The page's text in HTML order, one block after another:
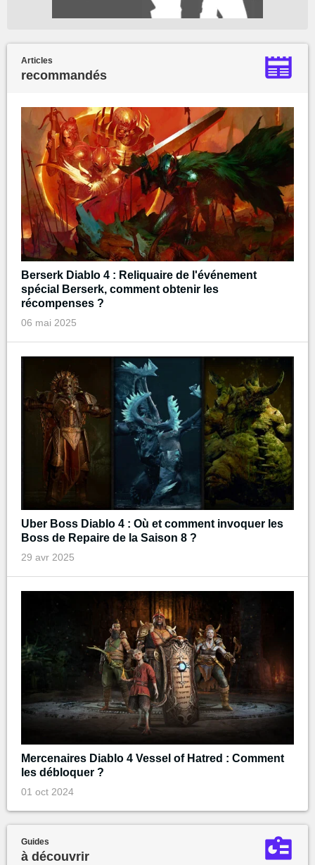
Articles
recommandés
Berserk Diablo 4 : Reliquaire de l'événement
spécial Berserk, comment obtenir les
récompenses ?
06 mai 2025
Uber Boss Diablo 4 : Où et comment invoquer les
Boss de Repaire de la Saison 8 ?
29 avr 2025
Mercenaires Diablo 4 Vessel of Hatred : Comment
les débloquer ?
01 oct 2024
Guides
à découvrir